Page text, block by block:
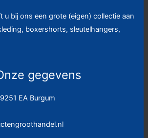
u bij ons een grote (eigen) collectie aan
boxershorts, sleutelhangers,
gegevens
EA Burgum